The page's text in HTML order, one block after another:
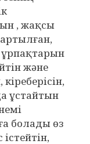
, жақсы
ұрпақтарын
және
ұстайтын
болады өз